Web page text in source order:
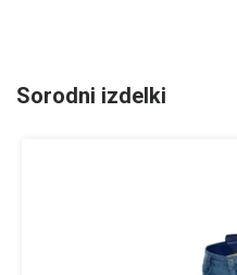
Sorodni izdelki